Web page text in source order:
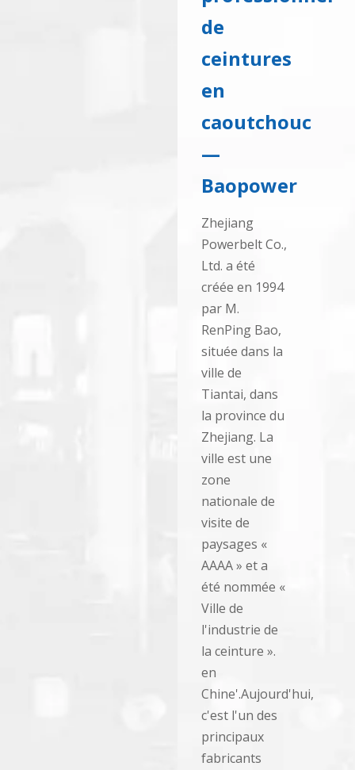
de
ceintures
en
caoutchouc
—
Baopower
Zhejiang
Powerbelt Co.,
Ltd. a été
créée en 1994
par M.
RenPing Bao,
située dans la
ville de
Tiantai, dans
la province du
Zhejiang. La
ville est une
zone
nationale de
visite de
paysages «
AAAA » et a
été nommée «
Ville de
l'industrie de
la ceinture ».
en
Chine'.Aujourd'hui,
c'est l'un des
principaux
fabricants